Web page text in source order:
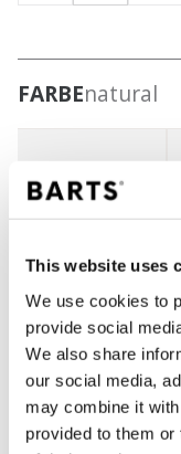
This website uses
We use cookies to
provide social
We also share
our social media,
may combine it
provided to them
FARBEnatural